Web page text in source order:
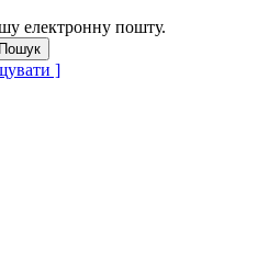
електронну пошту.
]